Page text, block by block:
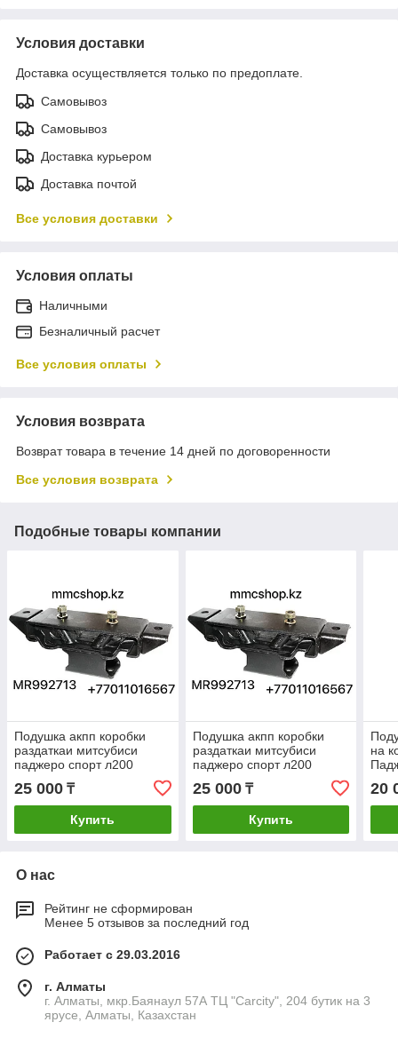
Условия доставки
Доставка осуществляется только по предоплате.
Самовывоз
Самовывоз
Доставка курьером
Доставка почтой
Все условия доставки
Условия оплаты
Наличными
Безналичный расчет
Все условия оплаты
Условия возврата
Возврат товара в течение 14 дней по договоренности
Все условия возврата
Подобные товары компании
Подушка акпп коробки
раздаткаи митсубиси
паджеро спорт л200
MR992713 mitsubish
pajero sport L200
25 000 ₸
Купить
Подушка акпп коробки
раздаткаи митсубиси
паджеро спорт л200
MR992713 mitsubish
pajero sport L200
25 000₸
Купить
на
20
О нас
Рейтинг не сформирован
Менее 5 отзывов за последний год
Работает с 29.03.2016
г. Алматы
г. Алматы, мкр.Баянаул 57А ТЦ "Carcity", 204 бутик на 3
ярусе, Алматы, Казахстан